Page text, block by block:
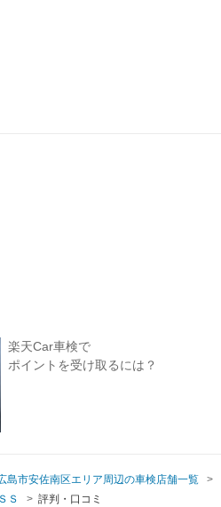
楽天Car車検で
ポイントを受け取るには？
島市安佐南区エリア周辺の車検店舗一覧
Ｓ
評判・口コミ